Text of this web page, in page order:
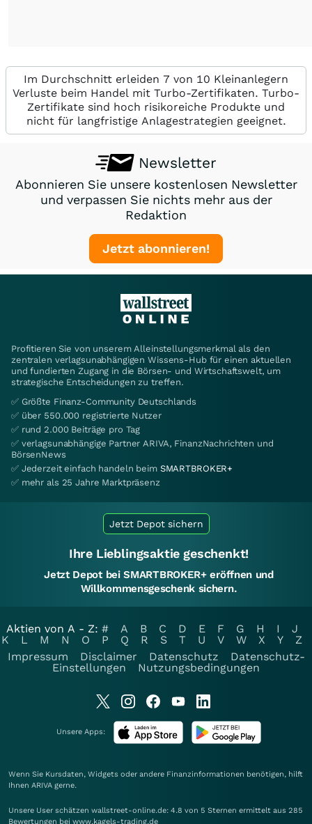
Im Durchschnitt erleiden 7 von 10 Kleinanlegern
Verluste beim Handel mit Turbo-Zertifikaten. Turbo-
Zertifikate sind hoch risikoreiche Produkte und
nicht für langfristige Anlagestrategien geeignet.
Newsletter
Abonnieren Sie unsere kostenlosen Newsletter
und verpassen Sie nichts mehr aus der
Redaktion
Jetzt abonnieren!
Profitieren Sie von unserem Alleinstellungsmerkmal als den
zentralen verlagsunabhängigen Wissens-Hub für einen aktuellen
und fundierten Zugang in die Börsen- und Wirtschaftswelt, um
strategische Entscheidungen zu treffen.
✅ Größte Finanz-Community Deutschlands
✅ über 550.000 registrierte Nutzer
✅ rund 2.000 Beiträge pro Tag
✅ verlagsunabhängige Partner ARIVA, FinanzNachrichten und
BörsenNews
✅ Jederzeit einfach handeln beim SMARTBROKER+
✅ mehr als 25 Jahre Marktpräsenz
Jetzt Depot sichern
Ihre Lieblingsaktie geschenkt!
Jetzt Depot bei SMARTBROKER+ eröffnen und
Willkommensgeschenk sichern.
Aktien von A - Z: # A B C D E F G H I
J
K
L M N O P Q R S T U V W X Y
Z
Impressum
Disclaimer Datenschutz
Datenschutz-
Einstellungen
Nutzungsbedingungen
Unsere Apps:
Wenn Sie Kursdaten, Widgets oder andere Finanzinformationen benötigen, hilft
Ihnen ARIVA gerne.
Unsere User schätzen wallstreet-online.de: 4.8 von 5 Sternen ermittelt aus 285
Bewertungen bei www.kagels-trading.de